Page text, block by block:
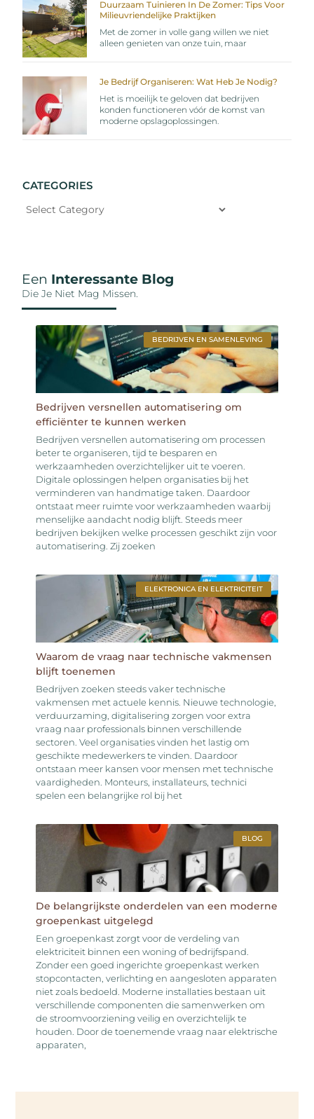
Duurzaam Tuinieren In De Zomer: Tips Voor
Milieuvriendelijke Praktijken
Met de zomer in volle gang willen we niet
alleen genieten van onze tuin, maar
Je Bedrijf Organiseren: Wat Heb Je Nodig?
Het is moeilijk te geloven dat bedrijven
konden functioneren vóór de komst van
moderne opslagoplossingen.
CATEGORIES
Een Interessante Blog
Die Je Niet Mag Missen.
BEDRIJVEN EN SAMENLEVING
Bedrijven versnellen automatisering om
efficiënter te kunnen werken
Bedrijven versnellen automatisering om processen
beter te organiseren, tijd te besparen en
werkzaamheden overzichtelijker uit te voeren.
Digitale oplossingen helpen organisaties bij het
verminderen van handmatige taken. Daardoor
ontstaat meer ruimte voor werkzaamheden waarbij
menselijke aandacht nodig blijft. Steeds meer
bedrijven bekijken welke processen geschikt zijn voor
automatisering. Zij zoeken
ELEKTRONICA EN ELEKTRICITEIT
Waarom de vraag naar technische vakmensen
blijft toenemen
Bedrijven zoeken steeds vaker technische
vakmensen met actuele kennis. Nieuwe technologie,
verduurzaming, digitalisering zorgen voor extra
vraag naar professionals binnen verschillende
sectoren. Veel organisaties vinden het lastig om
geschikte medewerkers te vinden. Daardoor
ontstaan meer kansen voor mensen met technische
vaardigheden. Monteurs, installateurs, technici
spelen een belangrijke rol bij het
BLOG
De belangrijkste onderdelen van een moderne
groepenkast uitgelegd
Een groepenkast zorgt voor de verdeling van
elektriciteit binnen een woning of bedrijfspand.
Zonder een goed ingerichte groepenkast werken
stopcontacten, verlichting en aangesloten apparaten
niet zoals bedoeld. Moderne installaties bestaan uit
verschillende componenten die samenwerken om
de stroomvoorziening veilig en overzichtelijk te
houden. Door de toenemende vraag naar elektrische
apparaten,